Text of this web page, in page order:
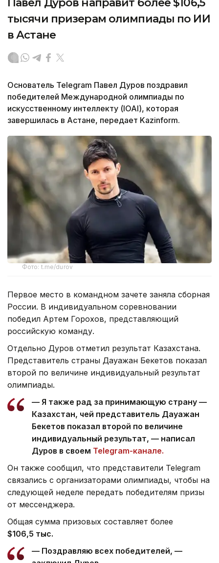
тысячи призерам олимпиады по ИИ
в Астане
Основатель Telegram Павел Дуров поздравил
победителей Международной олимпиады по
искусственному интеллекту (IOAI), которая
завершилась в Астане, передает Kazinform.
Фото: t.me/durov
Первое место в командном зачете заняла сборная
России. В индивидуальном соревновании
победил Артем Горохов, представляющий
российскую команду.
Отдельно Дуров отметил результат Казахстана.
Представитель страны Дауажан Бекетов показал
второй по величине индивидуальный результат
олимпиады.
— Я также рад за принимающую страну —
Казахстан, чей представитель Дауажан
Бекетов показал второй по величине
индивидуальный результат, — написал
Дуров в своем Telegram-канале.
Он также сообщил, что представители Telegram
связались с организаторами олимпиады, чтобы на
следующей неделе передать победителям призы
от мессенджера.
Общая сумма призовых составляет более
$106,5 тыс.
— Поздравляю всех победителей, —